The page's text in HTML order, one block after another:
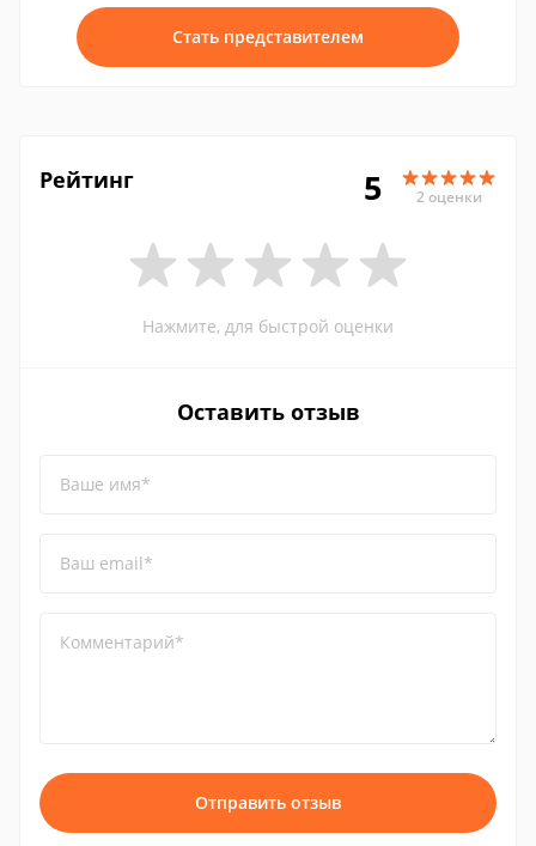
Стать представителем
Рейтинг 5 2 оценки
Нажмите, для быстрой оценки
Оставить отзыв
Ваше имя*
Ваш email*
Комментарий*
Отправить отзыв